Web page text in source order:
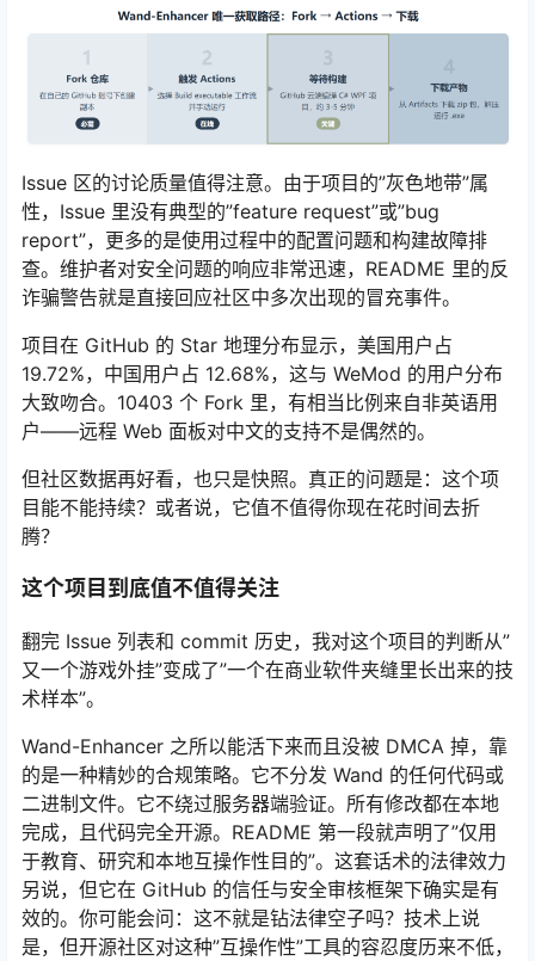
Issue 区的讨论质量值得注意。由于项目的”灰色地带”属
性，Issue 里没有典型的”feature request”或”bug
report”，更多的是使用过程中的配置问题和构建故障排
查。维护者对安全问题的响应非常迅速，README 里的反
诈骗警告就是直接回应社区中多次出现的冒充事件。
项目在 GitHub 的 Star 地理分布显示，美国用户占
19.72%，中国用户占 12.68%，这与 WeMod 的用户分布
大致吻合。10403 个 Fork 里，有相当比例来自非英语用
户——远程 Web 面板对中文的支持不是偶然的。
但社区数据再好看，也只是快照。真正的问题是：这个项
目能不能持续？或者说，它值不值得你现在花时间去折
腾？
这个项目到底值不值得关注
翻完 Issue 列表和 commit 历史，我对这个项目的判断从”
又一个游戏外挂”变成了”一个在商业软件夹缝里长出来的技
术样本”。
Wand-Enhancer 之所以能活下来而且没被 DMCA 掉，靠
的是一种精妙的合规策略。它不分发 Wand 的任何代码或
二进制文件。它不绕过服务器端验证。所有修改都在本地
完成，且代码完全开源。README 第一段就声明了”仅用
于教育、研究和本地互操作性目的”。这套话术的法律效力
另说，但它在 GitHub 的信任与安全审核框架下确实是有
效的。你可能会问：这不就是钻法律空子吗？技术上说
是，但开源社区对这种”互操作性”工具的容忍度历来不低，